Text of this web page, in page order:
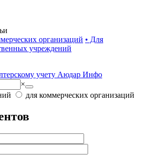
организаций • Для
учреждений
×
для коммерческих организаций